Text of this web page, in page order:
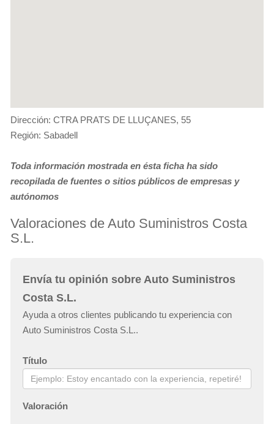
Dirección: CTRA PRATS DE LLUÇANES, 55
Región: Sabadell
Toda información mostrada en ésta ficha ha sido
recopilada de fuentes o sitios públicos de empresas y
autónomos
Valoraciones de Auto Suministros Costa
S.L.
Envía tu opinión sobre Auto Suministros
Costa S.L.
Ayuda a otros clientes publicando tu experiencia con
Auto Suministros Costa S.L..
Título
Valoración